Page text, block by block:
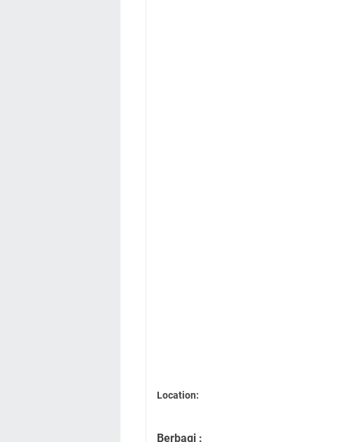
Location:
Berbagi :